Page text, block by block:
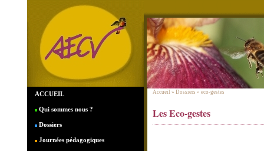
ACCUEIL
Qui sommes nous ?
Dossiers
Journées pédagogiques
Accueil » Dossiers » eco-gestes
Les Eco-gestes